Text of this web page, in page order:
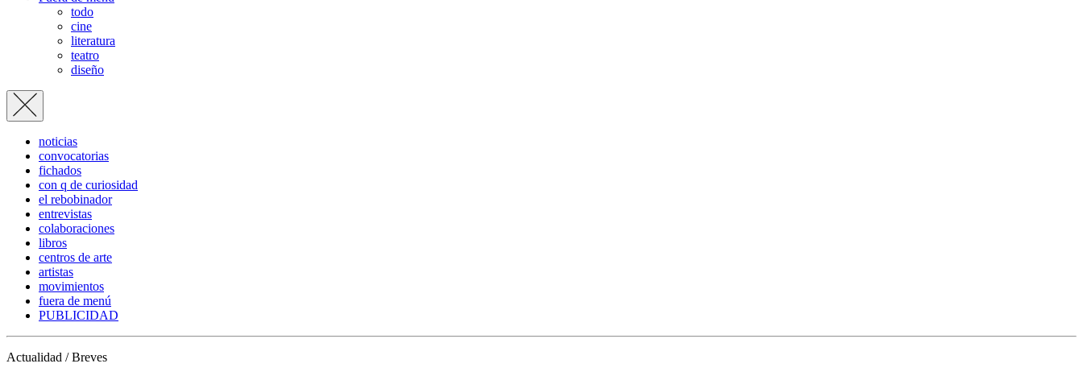
todo
cine
literatura
teatro
diseño
noticias
convocatorias
fichados
con q de curiosidad
el rebobinador
entrevistas
colaboraciones
libros
centros de arte
artistas
movimientos
fuera de menú
PUBLICIDAD
Actualidad / Breves